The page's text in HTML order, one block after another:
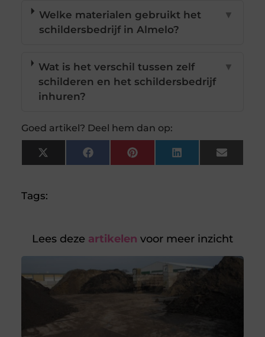
Welke materialen gebruikt het
schildersbedrijf in Almelo?
▼
Wat is het verschil tussen zelf
schilderen en het schildersbedrijf
inhuren?
▼
Goed artikel? Deel hem dan op:
X
(Twitter)
FacebookPinterestLinkedInEmail
Tags:
Lees deze artikelen voor meer inzicht